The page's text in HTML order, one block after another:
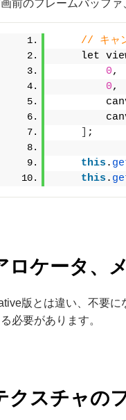
前のフレームバッファ
// キャ
let
0,
0,
;
this .
this .
ロケータ、
版とは違い、不要
必要があります。
クスチャの